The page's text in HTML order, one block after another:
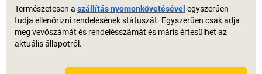
Természetesen a szállítás nyomonkövetésével egyszerűen
tudja ellenőrizni rendelésének státuszát. Egyszerűen csak adja
meg vevőszámát és rendelésszámát és máris értesülhet az
aktuális állapotról.